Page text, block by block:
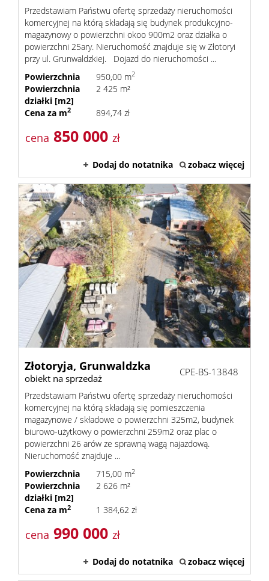
dla
usług
Zgłoś
chęć
zakupu
Kredyty
Przedstawiam Państwu ofertę sprzedaży nieruchomości
komercyjnej na którą składają się budynek produkcyjno-
magazynowy o powierzchni okoo 900m2 oraz działka o
powierzchni 25ary. Nieruchomość znajduje się w Złotoryi
przy ul. Grunwaldzkiej. Dojazd do nieruchomości ...
Powierzchnia
950,00 m2
Powierzchnia
działki [m2]
2 425 m²
Cena za m2 894,74 zł
cena 850 000 zł
Dodaj do notatnika zobacz więcej
Złotoryja, Grunwaldzka
obiekt na sprzedaż
CPE-BS-13848
Przedstawiam Państwu ofertę sprzedaży nieruchomości
komercyjnej na którą składają się pomieszczenia
magazynowe / składowe o powierzchni 325m2, budynek
biurowo-użytkowy o powierzchni 259m2 oraz plac o
powierzchni 26 arów ze sprawną wagą najazdową.
Nieruchomość znajduje ...
Powierzchnia
715,00 m2
Powierzchnia
działki [m2]
2 626 m²
Cena za m2 1 384,62 zł
cena 990 000 zł
Dodaj do notatnika zobacz więcej